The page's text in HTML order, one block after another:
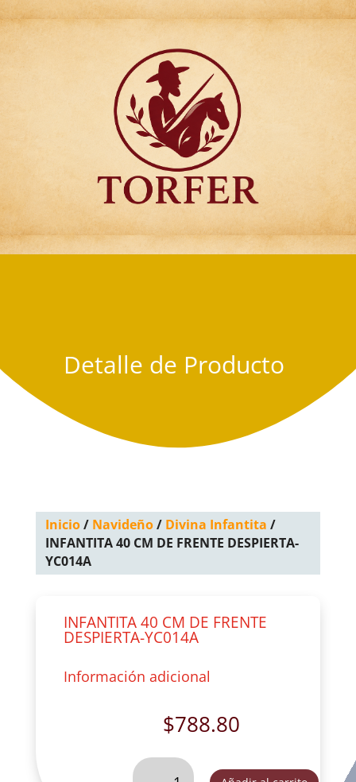
Articulos para
Regalo Torfer.
Detalle de Producto
Inicio/ Navideño/ Divina Infantita /
INFANTITA 40 CM DE FRENTE DESPIERTA-
YC014A
INFANTITA 40 CM DE FRENTE
DESPIERTA-YC014A
Información adicional
$788.80
INFANTITA